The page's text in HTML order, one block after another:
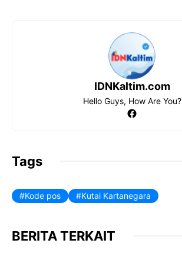
IDNKaltim.com
Hello Guys, How Are You?
Facebook
Tags
Kode pos Kutai Kartanegara
BERITA TERKAIT